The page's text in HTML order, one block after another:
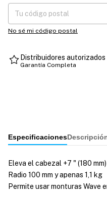
No sé mi código postal
Distribuidores autorizados
Garantía Completa
Especificaciones
Eleva el cabezal +7 " (180 mm)
Radio 100 mm y apenas 1,1 kg
Permite usar monturas Wave